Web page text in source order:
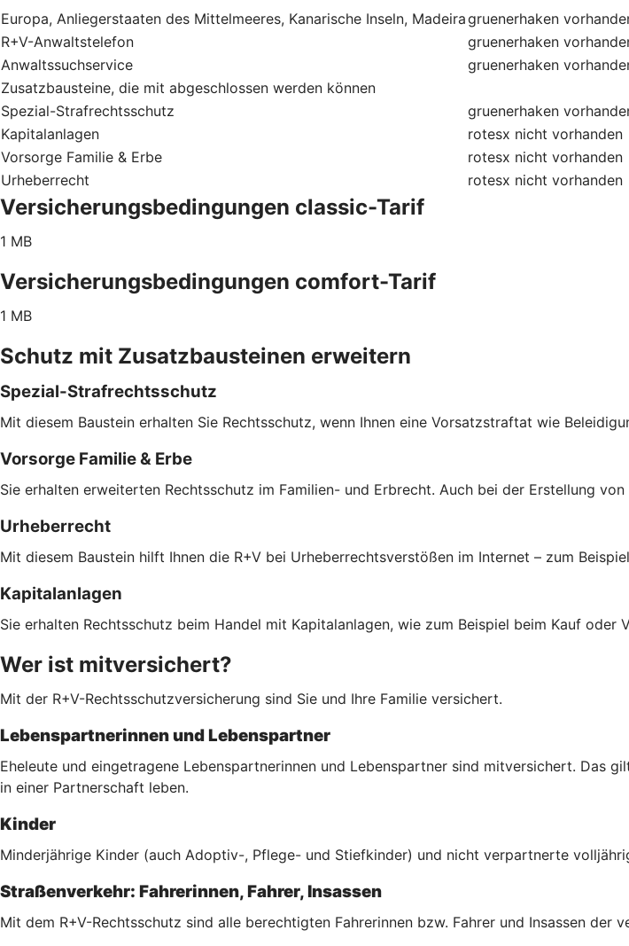
Europa, Anliegerstaaten des Mittelmeeres, Kanarische Inseln, Madeiragruenerhaken
R+V-Anwaltstelefon
gruenerhaken
Anwaltssuchservice
gruenerhaken
Zusatzbausteine, die mit abgeschlossen werden können
Spezial-Strafrechtsschutz
gruenerhaken
Kapitalanlagen
rotesx nicht vorhanden
Vorsorge Familie & Erbe
rotesx nicht vorhanden
Urheberrecht
rotesx nicht vorhanden
Versicherungsbedingungen classic-Tarif
1 MB
Versicherungsbedingungen comfort-Tarif
1 MB
Schutz mit Zusatzbausteinen erweitern
Spezial-Strafrechtsschutz
Mit diesem Baustein erhalten Sie Rechtsschutz, wenn Ihnen eine Vorsatzstraftat wie
Vorsorge Familie & Erbe
Sie erhalten erweiterten Rechtsschutz im Familien- und Erbrecht. Auch bei der Erstellung
Urheberrecht
Mit diesem Baustein hilft Ihnen die R+V bei Urheberrechtsverstößen im Internet – zum
Kapitalanlagen
Sie erhalten Rechtsschutz beim Handel mit Kapitalanlagen, wie zum Beispiel beim Kauf oder
Wer ist mitversichert?
Mit der R+V-Rechtsschutzversicherung sind Sie und Ihre Familie versichert.
Lebenspartnerinnen und Lebenspartner
Eheleute und eingetragene Lebenspartnerinnen und Lebenspartner sind mitversichert. Das
in einer Partnerschaft leben.
Kinder
Minderjährige Kinder (auch Adoptiv-, Pflege- und Stiefkinder) und nicht verpartnerte
Straßenverkehr: Fahrerinnen, Fahrer, Insassen
Mit dem R+V-Rechtsschutz sind alle berechtigten Fahrerinnen bzw. Fahrer und Insassen der